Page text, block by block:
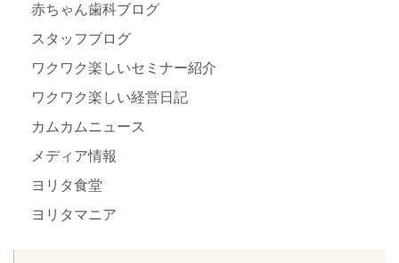
赤ちゃん歯科ブログ
スタッフブログ
ワクワク楽しいセミナー紹介
ワクワク楽しい経営日記
カムカムニュース
メディア情報
ヨリタ食堂
ヨリタマニア